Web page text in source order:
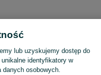
lub uzyskujemy dostęp do
identyfikatory w
danych osobowych.